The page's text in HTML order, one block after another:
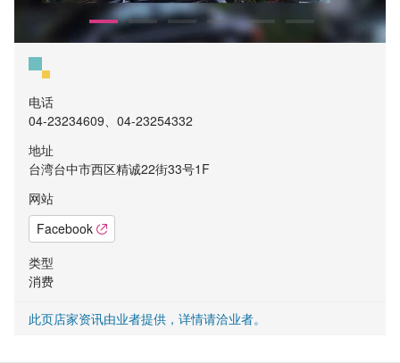
电话
04-23234609、04-23254332
地址
台湾台中市西区精诚22街33号1F
网站
Facebook
类型
消费
此页店家资讯由业者提供，详情请洽业者。